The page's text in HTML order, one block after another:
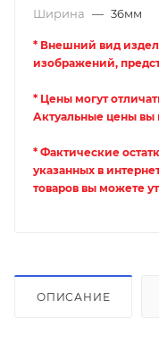
Ширина — 36мм
* Внешний вид
изображений,
* Цены могут
Актуальные цены вы
* Фактические
указанных в
товаров вы можете
ОПИСАНИЕ